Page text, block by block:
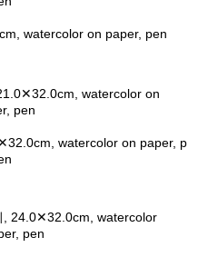
watercolor on paper, pen
watercolor on paper, p